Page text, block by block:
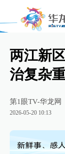
两江新
治复杂
第1眼TV-华龙网
2026-05-20 10:13